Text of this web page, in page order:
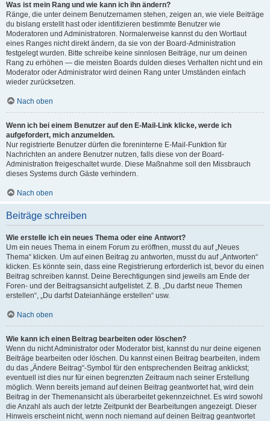
Was ist mein Rang und wie kann ich ihn ändern?
Ränge, die unter deinem Benutzernamen stehen, zeigen an, wie viele Beiträge
du bislang erstellt hast oder identifizieren bestimmte Benutzer wie
Moderatoren und Administratoren. Normalerweise kannst du den Wortlaut
eines Ranges nicht direkt ändern, da sie von der Board-Administration
festgelegt wurden. Bitte schreibe keine sinnlosen Beiträge, nur um deinen
Rang zu erhöhen — die meisten Boards dulden dieses Verhalten nicht und ein
Moderator oder Administrator wird deinen Rang unter Umständen einfach
wieder zurücksetzen.
Nach oben
Wenn ich bei einem Benutzer auf den E-Mail-Link klicke, werde ich
aufgefordert, mich anzumelden.
Nur registrierte Benutzer dürfen die foreninterne E-Mail-Funktion für
Nachrichten an andere Benutzer nutzen, falls diese von der Board-
Administration freigeschaltet wurde. Diese Maßnahme soll den Missbrauch
dieses Systems durch Gäste verhindern.
Nach oben
Beiträge schreiben
Wie erstelle ich ein neues Thema oder eine Antwort?
Um ein neues Thema in einem Forum zu eröffnen, musst du auf „Neues
Thema“ klicken. Um auf einen Beitrag zu antworten, musst du auf „Antworten“
klicken. Es könnte sein, dass eine Registrierung erforderlich ist, bevor du einen
Beitrag schreiben kannst. Deine Berechtigungen sind jeweils am Ende der
Foren- und der Beitragsansicht aufgelistet. Z. B. „Du darfst neue Themen
erstellen“, „Du darfst Dateianhänge erstellen“ usw.
Nach oben
Wie kann ich einen Beitrag bearbeiten oder löschen?
Wenn du nicht Administrator oder Moderator bist, kannst du nur deine eigenen
Beiträge bearbeiten oder löschen. Du kannst einen Beitrag bearbeiten, indem
du das „Ändere Beitrag“-Symbol für den entsprechenden Beitrag anklickst;
eventuell ist dies nur für einen begrenzten Zeitraum nach seiner Erstellung
möglich. Wenn bereits jemand auf deinen Beitrag geantwortet hat, wird dein
Beitrag in der Themenansicht als überarbeitet gekennzeichnet. Es wird sowohl
die Anzahl als auch der letzte Zeitpunkt der Bearbeitungen angezeigt. Dieser
Hinweis erscheint nicht, wenn noch niemand auf deinen Beitrag geantwortet